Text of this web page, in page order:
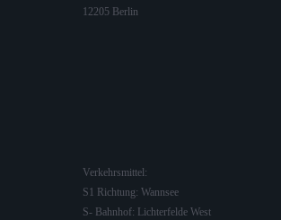
12205 Berlin
Verkehrsmittel:
S1 Richtung: Wannsee
S- Bahnhof: Lichterfelde West